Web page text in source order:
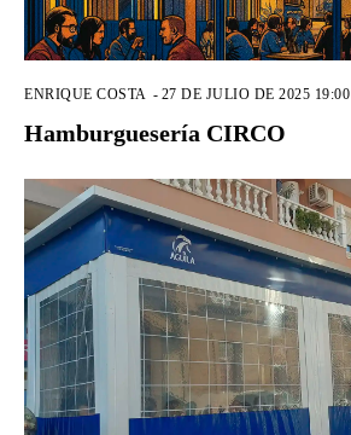
ENRIQUE COSTA - 27 DE JULIO DE 2025 19:00
Hamburguesería CIRCO